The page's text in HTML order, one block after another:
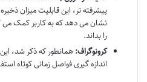
پیشرفته تر، این قابلیت میزان
نشان می دهد که به کاربر کمک
را بداند.
کرونوگراف: همانطور که ذکر شد،
اندازه گیری فواصل زمانی کوتاه